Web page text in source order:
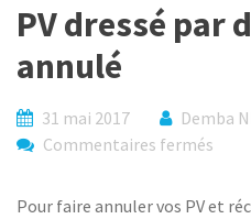
PV dressé par
annulé
31 mai 2017
Demba
Commentaires fermés
dressé
Pour faire annuler vos PV et